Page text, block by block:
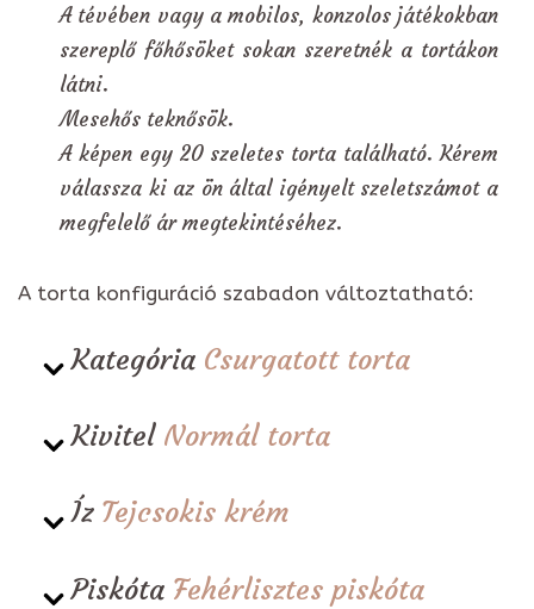
A tévében vagy a mobilos, konzolos játékokban
szereplő főhősöket sokan szeretnék a tortákon
látni.
Mesehős teknősök.
A képen egy 20 szeletes torta található. Kérem
válassza ki az ön által igényelt szeletszámot a
megfelelő ár megtekintéséhez.
A torta konfiguráció szabadon változtatható:
Kategória Csurgatott torta
Kivitel Normál torta
Íz Tejcsokis krém
Piskóta Fehérlisztes piskóta